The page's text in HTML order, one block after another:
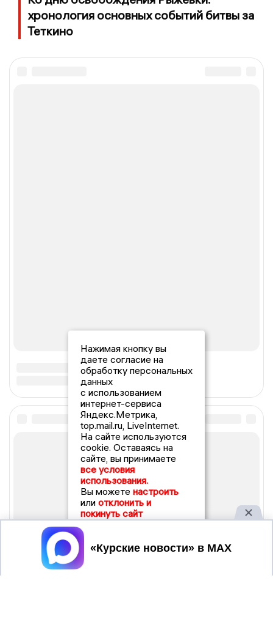
хронология основных событий битвы за
Теткино
Нажимая кнопку вы
даете согласие на
обработку персональных
данных
с использованием
интернет-сервиса
Яндекс.Метрика,
top.mail.ru, LiveInternet.
На сайте используются
cookie. Оставаясь на
сайте, вы принимаете
все условия
использования.
Вы можете настроить
или отклонить и
покинуть сайт
Принять